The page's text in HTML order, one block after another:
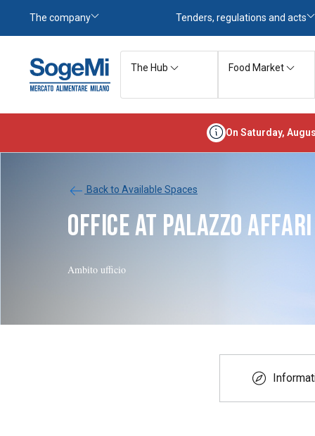
The company Tenders, regulations and acts
The Hub Food Market
On Saturday,
Back to Available Spaces
OFFICE AT PALAZZO AFFARI
Ambito ufficio